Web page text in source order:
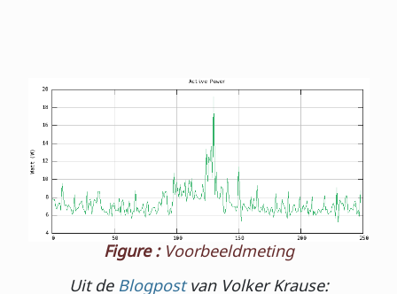
Figure : Voorbeeldmeting
Uit de Blogpostvan Volker Krause: